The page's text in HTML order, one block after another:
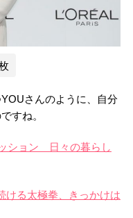
さんのように、自分
すね。
ション 日々の暮らし
ける太極拳、きっかけは